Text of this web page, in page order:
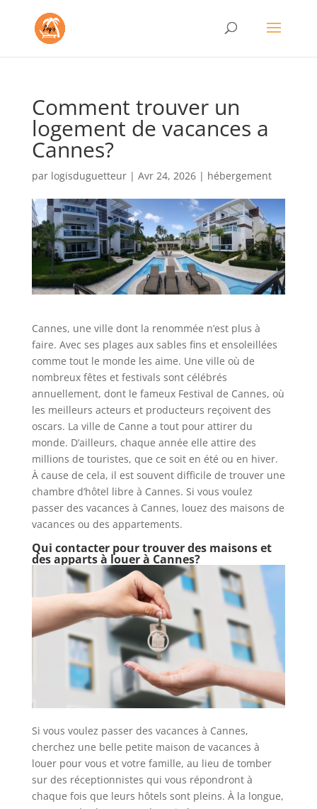
Comment trouver un
logement de vacances a
Cannes?
par logisduguetteur| Avr 24, 2026| hébergement
Cannes, une ville dont la renommée n’est plus à
faire. Avec ses plages aux sables fins et ensoleillées
comme tout le monde les aime. Une ville où de
nombreux fêtes et festivals sont célébrés
annuellement, dont le fameux Festival de Cannes, où
les meilleurs acteurs et producteurs reçoivent des
oscars. La ville de Canne a tout pour attirer du
monde. D’ailleurs, chaque année elle attire des
millions de touristes, que ce soit en été ou en hiver.
À cause de cela, il est souvent difficile de trouver une
chambre d’hôtel libre à Cannes. Si vous voulez
passer des vacances à Cannes, louez des maisons de
vacances ou des appartements.
Qui contacter pour trouver des maisons et
des apparts à louer à Cannes?
Si vous voulez passer des vacances à Cannes,
cherchez une belle petite maison de vacances à
louer pour vous et votre famille, au lieu de tomber
sur des réceptionnistes qui vous répondront à
chaque fois que leurs hôtels sont pleins. À la longue,